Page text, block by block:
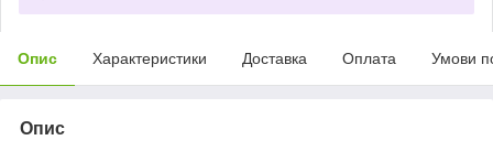
Опис Характеристики Доставка Оплата Умови
Опис